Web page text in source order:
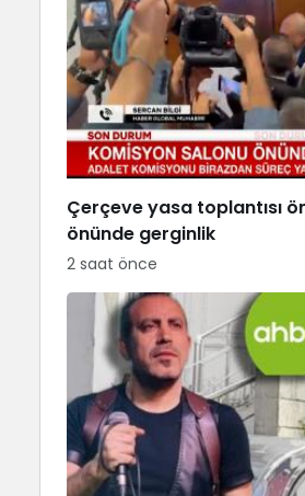
Çerçeve yasa toplantısı
önünde gerginlik
2 saat önce